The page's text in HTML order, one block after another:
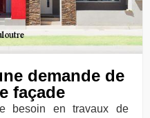
demande de
façade
besoin en travaux de